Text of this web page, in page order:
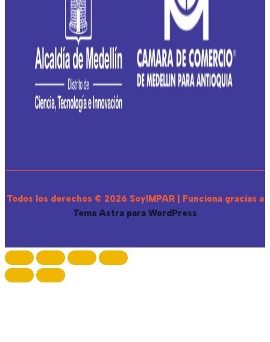
Todos los derechos © 2026 SoyIMPAR | Funciona gracias a
Tema Astra para WordPress